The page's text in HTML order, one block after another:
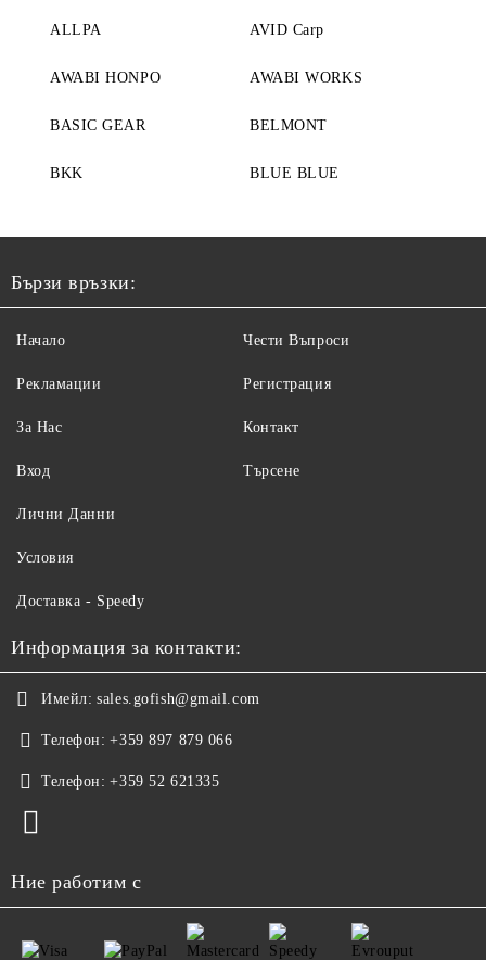
ALLPA AVID Carp
AWABI HONPO AWABI WORKS
BASIC GEAR BELMONT
BKK BLUE BLUE
Бързи връзки:
Начало
Рекламации
За Нас
Вход
Чести Въпроси
Регистрация
Контакт
Търсене
Лични Данни
Условия
Доставка - Speedy
Информация за контакти:
Имейл: sales.gofish@gmail.com
Телефон: +359 897 879 066
Телефон: +359 52 621335
Ние работим с